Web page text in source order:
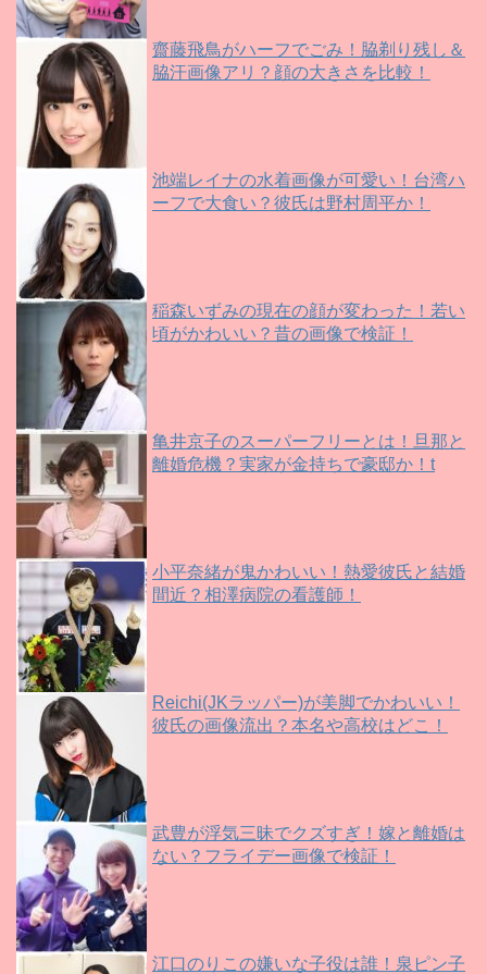
齋藤飛鳥がハーフでごみ！脇剃り残し＆
脇汗画像アリ？顔の大きさを比較！
池端レイナの水着画像が可愛い！台湾ハ
ーフで大食い？彼氏は野村周平か！
稲森いずみの現在の顔が変わった！若い
頃がかわいい？昔の画像で検証！
亀井京子のスーパーフリーとは！旦那と
離婚危機？実家が金持ちで豪邸か！t
小平奈緒が鬼かわいい！熱愛彼氏と結婚
間近？相澤病院の看護師！
Reichi(JKラッパー)が美脚でかわいい！
彼氏の画像流出？本名や高校はどこ！
武豊が浮気三昧でクズすぎ！嫁と離婚は
ない？フライデー画像で検証！
江口のりこの嫌いな子役は誰！泉ピン子